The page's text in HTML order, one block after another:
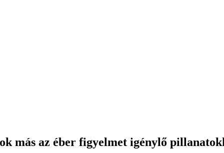
más az éber figyelmet igénylő